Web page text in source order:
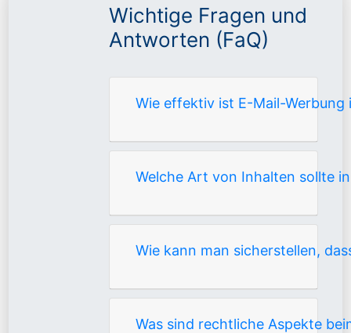
Wichtige Fragen und
Antworten (FaQ)
Wie effektiv ist E-Mail-Werbung
Welche Art von Inhalten sollte
Wie kann man sicherstellen,
Was sind rechtliche Aspekte